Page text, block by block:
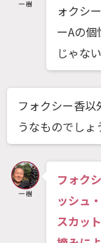
ォクシ
ーAの
じゃな
フォクシー香以
うなものでしょ
フォク
ッシュ
スカッ